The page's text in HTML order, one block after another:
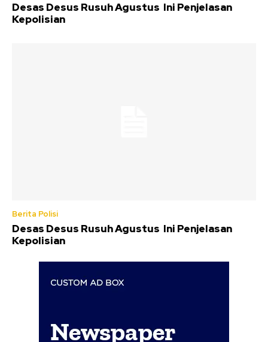
Desas Desus Rusuh Agustus Ini Penjelasan
Kepolisian
Berita Polisi
Desas Desus Rusuh Agustus Ini Penjelasan
Kepolisian